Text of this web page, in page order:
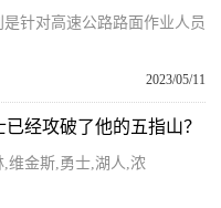
针对高速公路路面作业人员
2023/05/11
经攻破了他的五指山？
维金斯,勇士,湖人,浓